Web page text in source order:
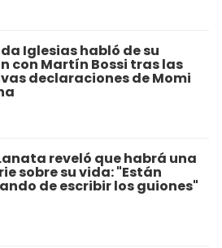
Iglesias habló de su
con Martín Bossi tras las
declaraciones de Momi
reveló que habrá una
sobre su vida: "Están
de escribir los guiones"